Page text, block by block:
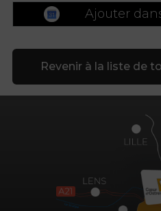
Ajouter
Revenir à la liste de